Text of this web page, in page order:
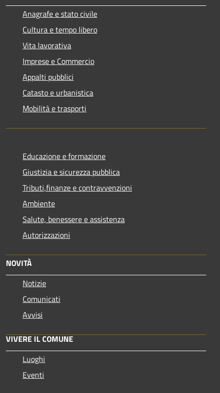
Anagrafe e stato civile
Cultura e tempo libero
Vita lavorativa
Imprese e Commercio
Appalti pubblici
Catasto e urbanistica
Mobilità e trasporti
Educazione e formazione
Giustizia e sicurezza pubblica
Tributi,finanze e contravvenzioni
Ambiente
Salute, benessere e assistenza
Autorizzazioni
NOVITÀ
Notizie
Comunicati
Avvisi
VIVERE IL COMUNE
Luoghi
Eventi